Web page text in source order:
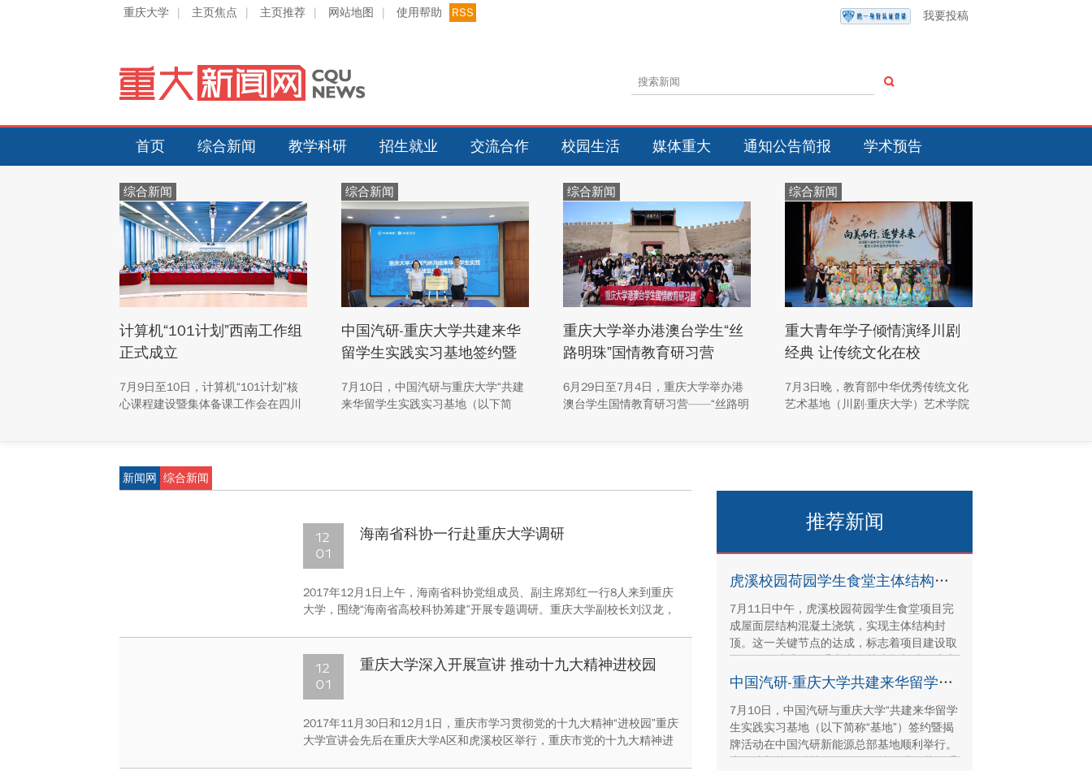
重庆大学 | 主页焦点 | 主页推荐 | 网站地图 | 使用帮助 RSS 我要投稿
首页 综合新闻 教学科研 招生就业 交流合作 校园生活 媒体重大 通知公告简报 学术预告
综合新闻
计算机“101计划”西南工作组
正式成立
7月9日至10日，计算机“101计划”核
心课程建设暨集体备课工作会在四川
综合新闻
中国汽研-重庆大学共建来华
留学生实践实习基地签约暨
7月10日，中国汽研与重庆大学“共建
来华留学生实践实习基地（以下简
学生事务管理中心主任阳春出席活
及来华留学生代表共同参与。
综合新闻
重庆大学举办港澳台学生“丝
路明珠”国情教育研习营
6月29日至7月4日，重庆大学举办港
澳台学生国情教育研习营——“丝路明
家在丝路文明传承、世界文化遗产保
综合新闻
重大青年学子倾情演绎川剧
经典 让传统文化在校
7月3日晚，教育部中华优秀传统文化
艺术基地（川剧·重庆大学）艺术学院
主题，推进校园美育与传统文化传承
新闻网 综合新闻
12
01
海南省科协一行赴重庆大学调研
2017年12月1日上午，海南省科协党组成员、副主席郑红一行8人来到重庆
大学，围绕“海南省高校科协筹建”开展专题调研。重庆大学副校长刘汉龙，
方法。
12
01
重庆大学深入开展宣讲 推动十九大精神进校园
2017年11月30日和12月1日，重庆市学习贯彻党的十九大精神“进校园”重庆
大学宣讲会先后在重庆大学A区和虎溪校区举行，重庆市党的十九大精神进
推荐新闻
虎溪校园荷园学生食堂主体结构封顶
7月11日中午，虎溪校园荷园学生食堂项目完
成屋面层结构混凝土浇筑，实现主体结构封
顶。这一关键节点的达成，标志着项目建设取
得里程碑式进展。重庆大学基建规划处、康立
时代建设集团有限公司、湖南顺天建设集团有
限公司、重庆方郡建设工程咨询有限公司等参
建单位代表现场参与封顶仪式。
中国汽研-重庆大学共建来华留学生实践实习基地签约暨揭牌活动举行
7月10日，中国汽研与重庆大学“共建来华留学
生实践实习基地（以下简称“基地”）签约暨揭
牌活动在中国汽研新能源总部基地顺利举行。
中汽院新能源科技有限公司副总经理傅菊、重